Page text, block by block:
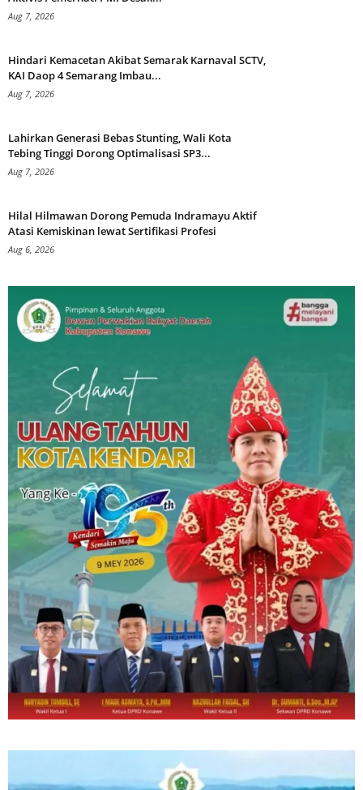
Aug 7, 2026
Hindari Kemacetan Akibat Semarak Karnaval SCTV,
KAI Daop 4 Semarang Imbau...
Aug 7, 2026
Lahirkan Generasi Bebas Stunting, Wali Kota
Tebing Tinggi Dorong Optimalisasi SP3...
Aug 7, 2026
Hilal Hilmawan Dorong Pemuda Indramayu Aktif
Atasi Kemiskinan lewat Sertifikasi Profesi
Aug 6, 2026